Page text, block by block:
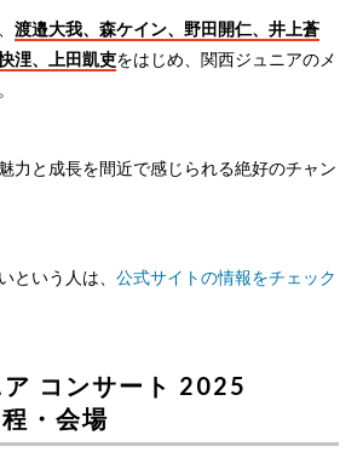
渡邉大我、森ケイン、野田開仁、井上蒼
浬、上田凱吏をはじめ、関西ジュニアのメ
力と成長を間近で感じられる絶好のチャン
という人は、 公式サイトの情報をチェック
ア コンサート 2025
・会場